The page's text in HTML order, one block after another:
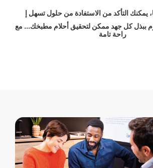
يمكنك التأكد من الاستفادة من حلول تسهل إ
ببذل كل جهد ممكن لتحقيق أحلام مطبخك... مع
راحة تامة